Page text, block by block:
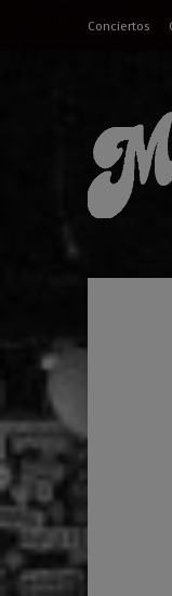
Conciertos